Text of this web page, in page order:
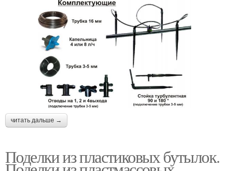
читать дальше →
Поделки из пластиковых бутылок.